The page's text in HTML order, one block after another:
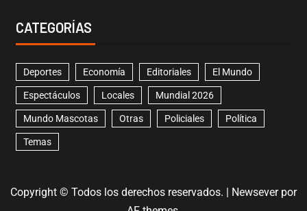
CATEGORÍAS
Deportes Economía Editoriales El Mundo
Espectáculos Locales Mundial 2026
Mundo Mascotas Otras Policiales Política
Temas
Copyright © Todos los derechos reservados. Newseverpor